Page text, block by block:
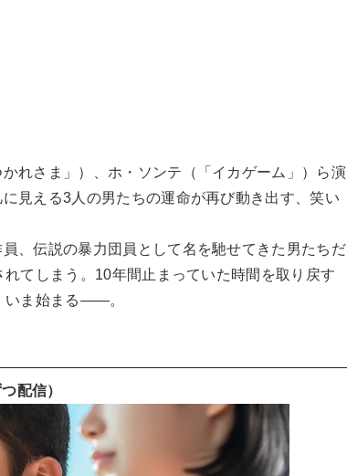
れさま」）、ホ・ソンテ（「イカゲーム」）ら演
見える3人の男たちの運命が再び動き出す、笑い
、伝説の暴力団員として名を馳せてきた男たちだ
てしまう。10年間止まっていた時間を取り戻す
いま始まる――。
配信）